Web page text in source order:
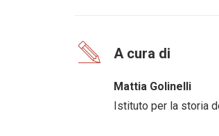
A cura di
Mattia Golinelli
Istituto per la storia